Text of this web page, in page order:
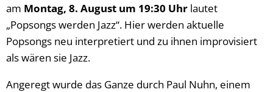
am Montag, 8. August um 19:30 Uhr lautet
„Popsongs werden Jazz“. Hier werden aktuelle
Popsongs neu interpretiert und zu ihnen improvisiert
als wären sie Jazz.
Angeregt wurde das Ganze durch Paul Nuhn, einem